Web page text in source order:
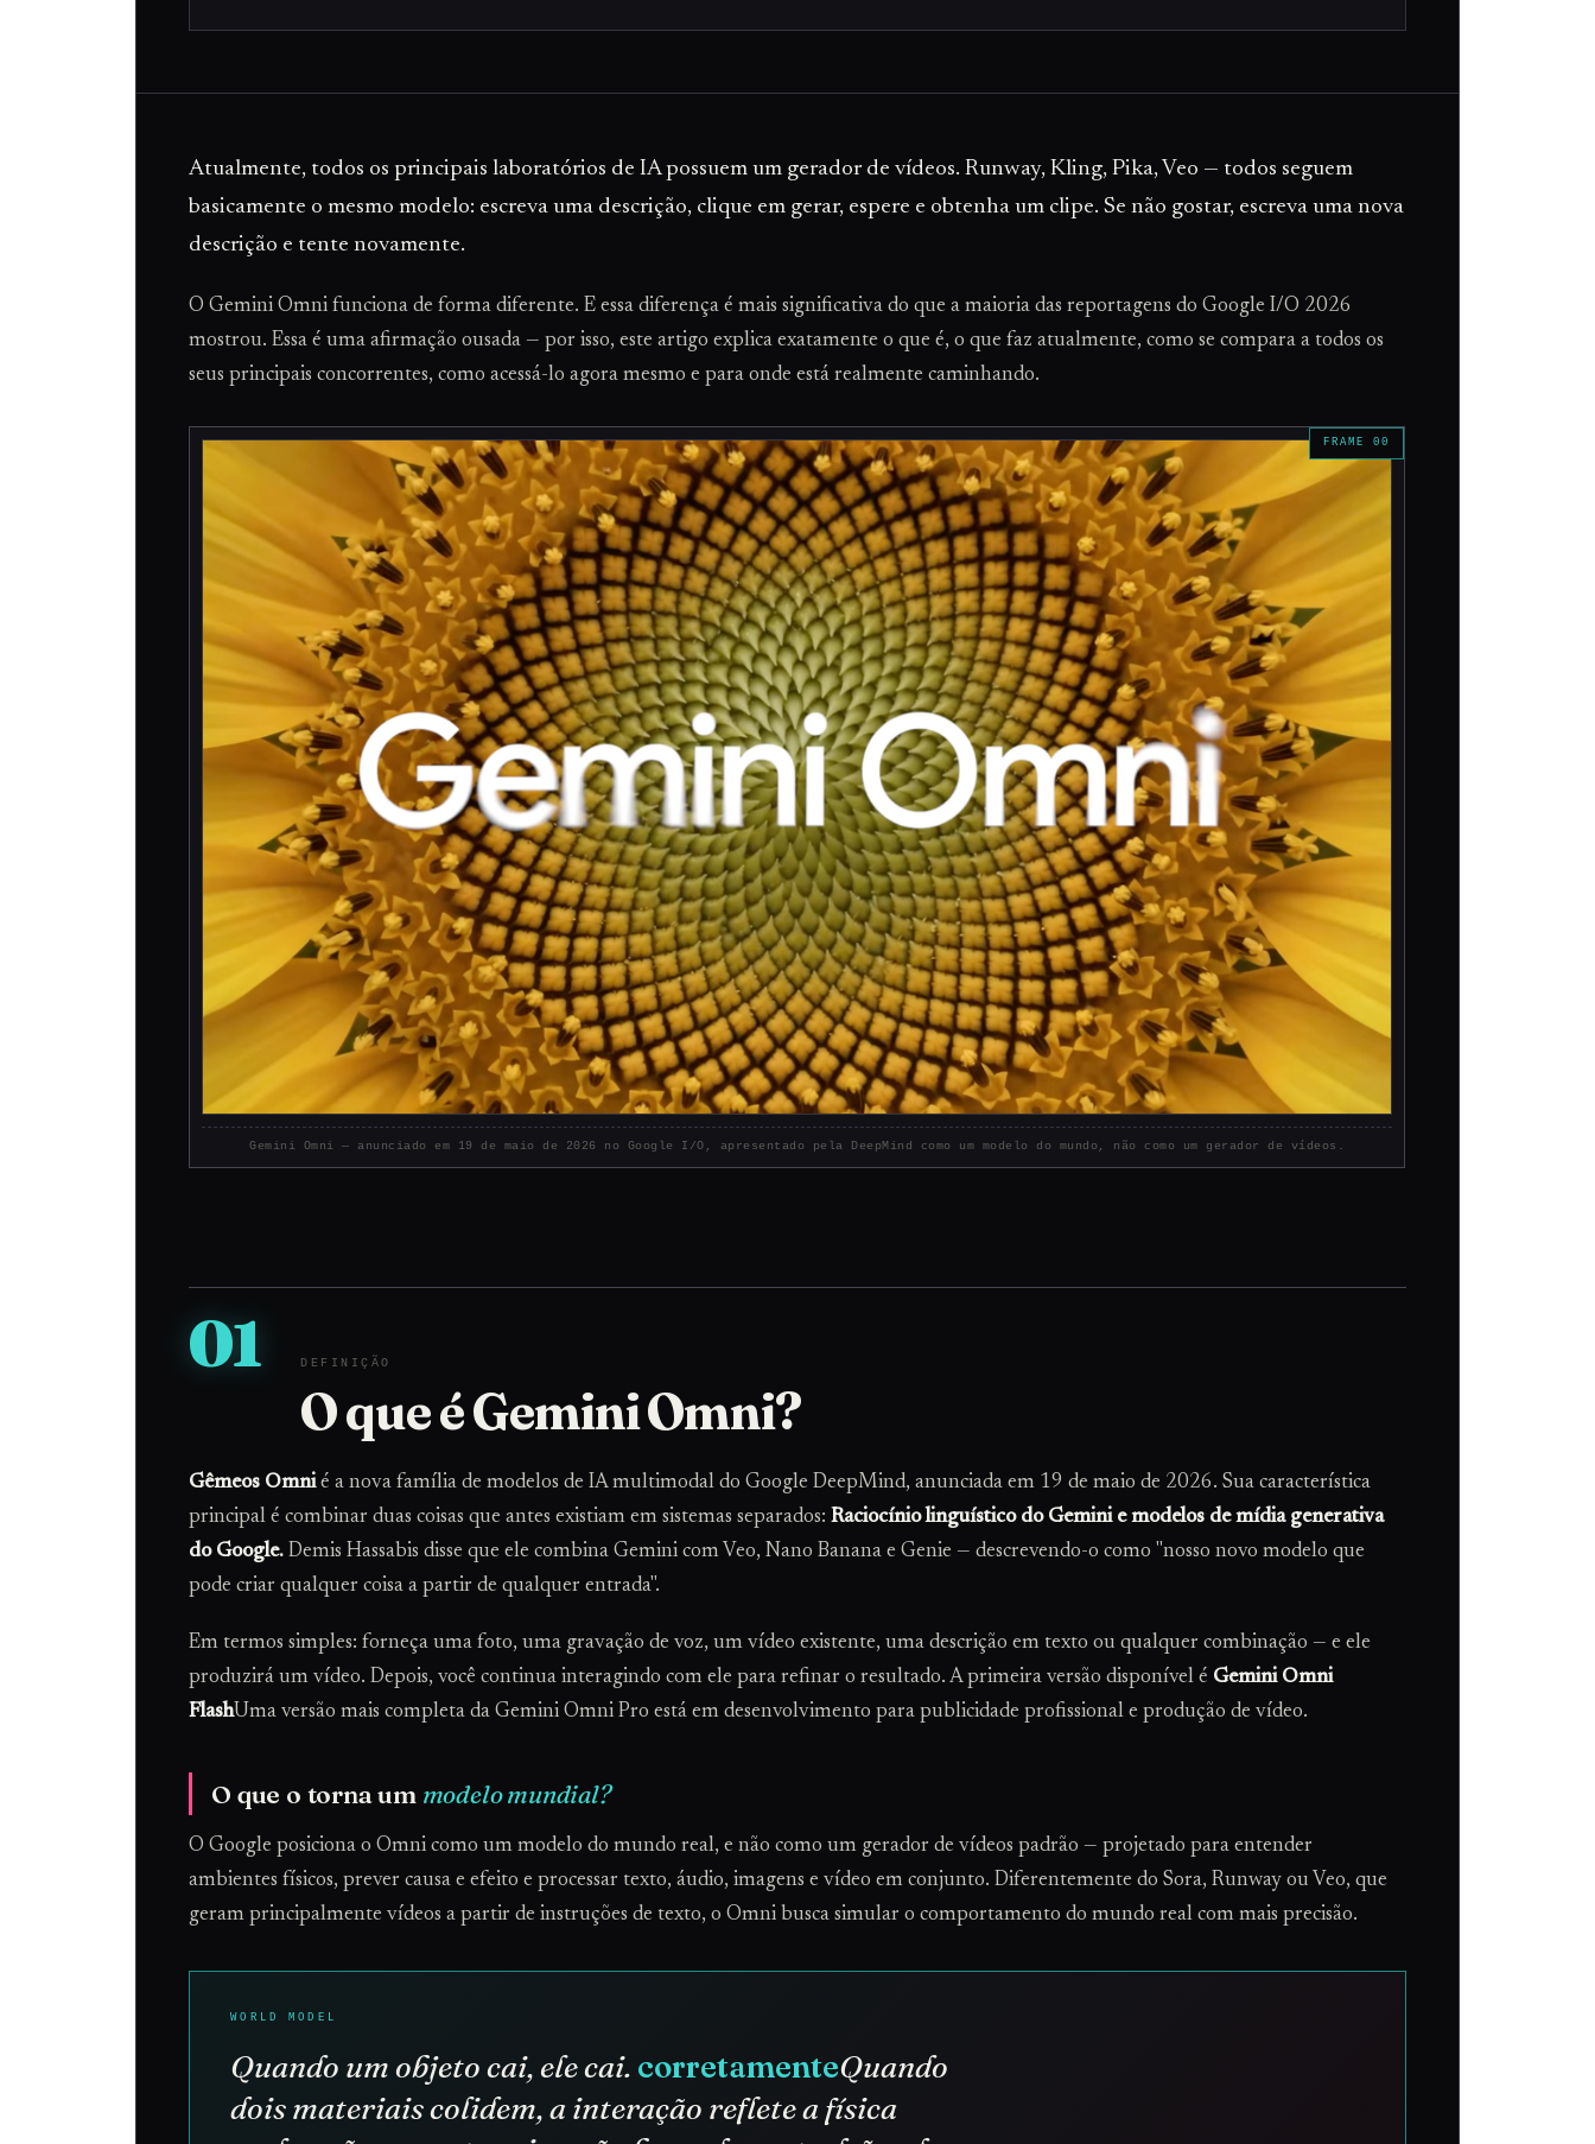
Atualmente, todos os principais laboratórios de IA possuem um gerador de vídeos. Runway, Kling, Pika, Veo — todos seguem
basicamente o mesmo modelo: escreva uma descrição, clique em gerar, espere e obtenha um clipe. Se não gostar, escreva uma nova
descrição e tente novamente.
O Gemini Omni funciona de forma diferente. E essa diferença é mais significativa do que a maioria das reportagens do Google I/O 2026
mostrou. Essa é uma afirmação ousada — por isso, este artigo explica exatamente o que é, o que faz atualmente, como se compara a todos os
seus principais concorrentes, como acessá-lo agora mesmo e para onde está realmente caminhando.
Gemini Omni — anunciado em 19 de maio de 2026 no Google I/O, apresentado pela DeepMind como um modelo do mundo, não como um gerador de vídeos.
01 DEFINIÇÃO
O que é Gemini Omni?
Gêmeos Omnié a nova família de modelos de IA multimodal do Google DeepMind, anunciada em 19 de maio de 2026. Sua característica
principal é combinar duas coisas que antes existiam em sistemas separados:Raciocínio linguístico do Gemini e modelos de mídia generativa
do Google. Demis Hassabis disse que ele combina Gemini com Veo, Nano Banana e Genie — descrevendo-o como "nosso novo modelo que
pode criar qualquer coisa a partir de qualquer entrada".
Em termos simples: forneça uma foto, uma gravação de voz, um vídeo existente, uma descrição em texto ou qualquer combinação — e ele
produzirá um vídeo. Depois, você continua interagindo com ele para refinar o resultado. A primeira versão disponível é Gemini Omni
FlashUma versão mais completa da Gemini Omni Pro está em desenvolvimento para publicidade profissional e produção de vídeo.
O que o torna um modelo mundial?
O Google posiciona o Omni como um modelo do mundo real, e não como um gerador de vídeos padrão — projetado para entender
ambientes físicos, prever causa e efeito e processar texto, áudio, imagens e vídeo em conjunto. Diferentemente do Sora, Runway ou Veo, que
geram principalmente vídeos a partir de instruções de texto, o Omni busca simular o comportamento do mundo real com mais precisão.
Quando um objeto cai, ele cai. corretamenteQuando
dois materiais colidem, a interação reflete a física